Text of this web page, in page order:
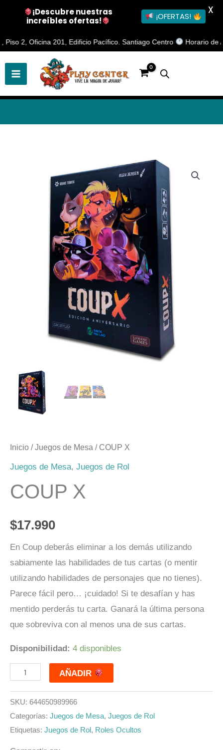
2, Oficina 201, Edificio Pacífico. Santiago Centro Horario de
al
contenido
Inicio /Juegos de Mesa / COUP X
Juegos de Mesa, Juegos de Rol
COUP X
$17.990
En Coup deberás eliminar a los demás utilizando
sabiamente las habilidades de tus cartas (o mentir
utilizando habilidades de personajes que no tienes).
Parece fácil pero… ¡cuidado! Si te desafían y has
mentido perderás tu carta. Ganará la última persona
que sobreviva con al menos una de sus cartas.
Disponibilidad: 4 disponibles
AÑADIR
SKU: 644650989966
Categorías: Juegos de Mesa, Juegos de Rol
Etiquetas: Juegos de Rol, Roles Ocultos
¡Descubre nuestras
increíbles ofertas!
¡OFERTAS!
X